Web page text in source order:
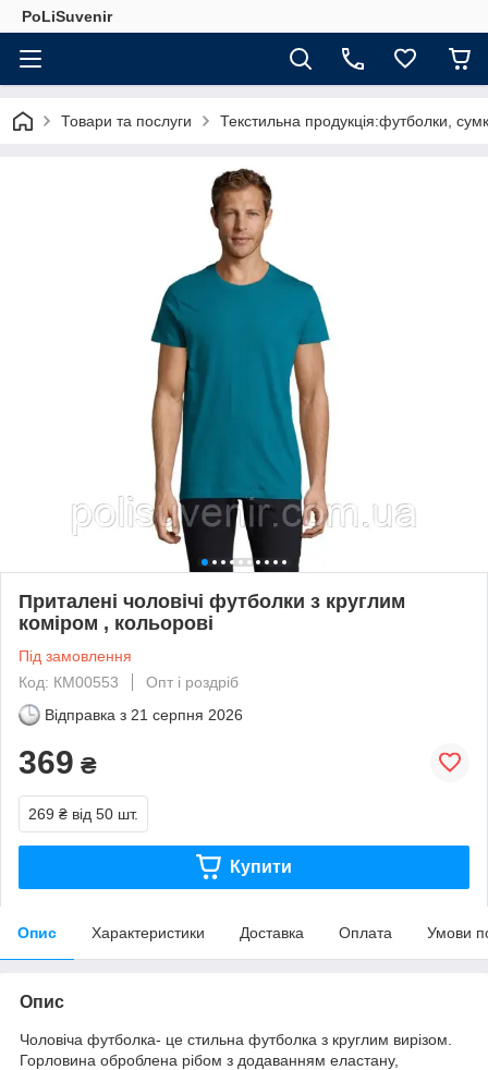
PoLiSuvenir
Товари та послуги Текстильна продукція:футболки,
Приталені чоловічі футболки з круглим
коміром , кольорові
Під замовлення
Код: КМ00553
Опт і роздріб
Відправка з 21 серпня 2026
369 ₴
269 ₴ від 50 шт.
Купити
Опис Характеристики Доставка Оплата Умови
Опис
Чоловіча футболка- це стильна футболка з круглим вирізом.
Горловина оброблена рібом з додаванням еластану,